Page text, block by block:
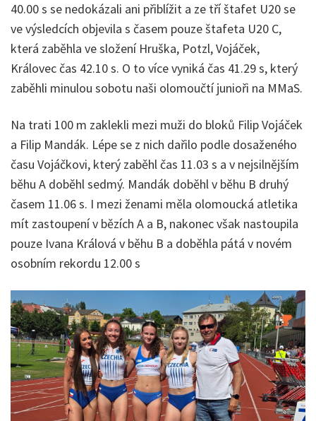
40.00 s se nedokázali ani přiblížit a ze tří štafet U20 se
ve výsledcích objevila s časem pouze štafeta U20 C,
která zaběhla ve složení Hruška, Potzl, Vojáček,
Královec čas 42.10 s. O to více vyniká čas 41.29 s, který
zaběhli minulou sobotu naši olomoučtí junioři na MMaS.
Na trati 100 m zaklekli mezi muži do bloků Filip Vojáček
a Filip Mandák. Lépe se z nich dařilo podle dosaženého
času Vojáčkovi, který zaběhl čas 11.03 s a v nejsilnějším
běhu A doběhl sedmý. Mandák doběhl v běhu B druhý
časem 11.06 s. I mezi ženami měla olomoucká atletika
mít zastoupení v bězích A a B, nakonec však nastoupila
pouze Ivana Králová v běhu B a doběhla pátá v novém
osobním rekordu 12.00 s